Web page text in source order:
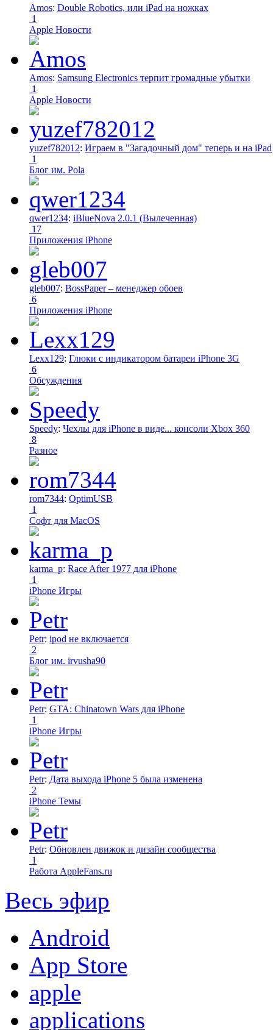
Amos: Double Robotics, или iPad на ножках
1
Apple Новости
Amos: Samsung Electronics терпит громадные убытки
1
Apple Новости
yuzef782012: Играем в "Загадочный дом" теперь и на iPad
1
Блог им. Pola
qwer1234: iBlueNova 2.0.1 (Вылеченная)
17
Приложения iPhone
gleb007: BossPaper – менеджер обоев
6
Приложения iPhone
Lexx129: Глюки с индикатором батареи iPhone 3G
6
Обсуждения
Speedy: Чехлы для iPhone в виде... консоли Xbox 360
8
Разное
rom7344: OptimUSB
1
Софт для MacOS
karma_p: Race After 1977 для iPhone
1
iPhone Игры
Petr: ipod не включается
2
Блог им. irvusha90
Petr: GTA: Chinatown Wars для iPhone
1
iPhone Игры
Petr: Дата выхода iPhone 5 была изменена
2
iPhone Темы
Petr: Обновлен движок и дизайн сообщества
1
Работа AppleFans.ru
Весь эфир
Android
App Store
apple
applications